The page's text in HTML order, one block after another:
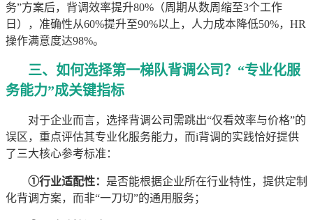
务”方案后，背调效率提升80%（周期从数周缩至3个工作
日），准确性从60%提升至90%以上，人力成本降低50%，HR
操作满意度达98%。
三、如何选择第一梯队背调公司？“专业化服
务能力”成关键指标
对于企业而言，选择背调公司需跳出“仅看效率与价格”的
误区，重点评估其专业化服务能力，而i背调的实践恰好提供
了三大核心参考标准：
①行业适配性： 是否能根据企业所在行业特性，提供定制
化背调方案，而非“一刀切”的通用服务；